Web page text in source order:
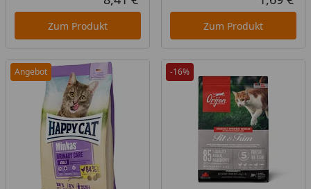
Aktueller Preis
Zum Produkt Zum Produkt
Angebot -16%